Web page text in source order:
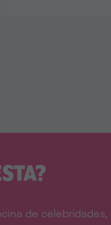
de celebridades,